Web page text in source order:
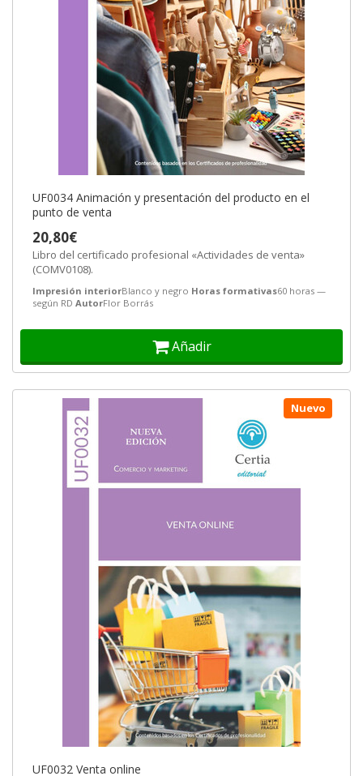
UF0034 Animación y presentación del producto en el
punto de venta
20,80€
Libro del certificado profesional «Actividades de venta»
(COMV0108).
Impresión interiorBlanco y negro Horas formativas60 horas —
según RD AutorFlor Borrás
Añadir
UF0032 Venta online
Nuevo